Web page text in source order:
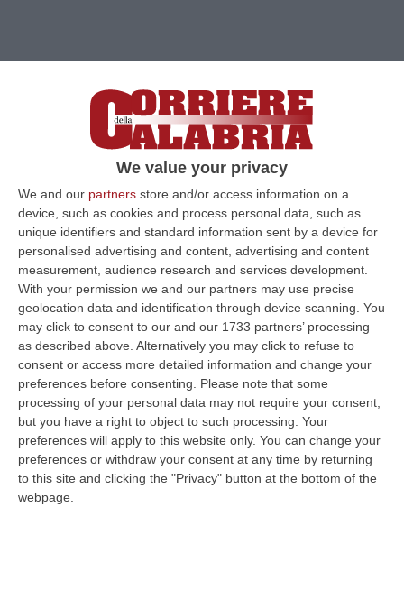
We value your privacy
We and our partners store and/or access information on a
device, such as cookies and process personal data, such as
unique identifiers and standard information sent by a device for
personalised advertising and content, advertising and content
measurement, audience research and services development.
With your permission we and our partners may use precise
geolocation data and identification through device scanning. You
may click to consent to our and our 1733 partners’ processing
as described above. Alternatively you may click to refuse to
consent or access more detailed information and change your
preferences before consenting.
Please note that some
processing of your personal data may not require your consent,
but you have a right to object to such processing. Your
preferences will apply to this website only. You can change your
preferences or withdraw your consent at any time by returning
to this site and clicking the "Privacy" button at the bottom of the
webpage.
Clicca e segui “Corriere della Calabria” su Google News
Domani sera ci sarà probabilmente una
fiaccolata a Motta San Giovanni. È il modo
con cui la cittadina del basso Jonio, in
provincia di Reggio Calabria, vuole stare
vicino alla famiglia Azzarà e, allo stesso
tempo, chiedere la liberazione di Francesco,
il giovane di 34 anni sequestrato la sera del
14 agosto in Sudan, a Nyala, dove era